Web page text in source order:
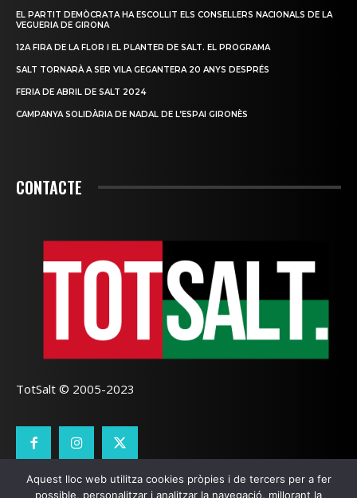
EL PARTIT DEMÒCRATA HA ESCOLLIT ELS CONSELLERS NACIONALS DE LA
VEGUERIA DE GIRONA
12A FIRA DE LA FLOR I EL PLANTER DE SALT. EL PROGRAMA
SALT TORNARÀ A SER VILA GEGANTERA 20 ANYS DESPRÉS
FERIA DE ABRIL DE SALT 2024
CAMPANYA SOLIDÀRIA DE NADAL DE L’ESPAI GIRONÈS
CONTACTE
TotSalt © 2005-2023
CONTACTE TOTSALT AVÍS LEGAL GALETES
Aquest lloc web utilitza cookies pròpies i de tercers per a fer
possible, personalitzar i analitzar la navegació, millorant la